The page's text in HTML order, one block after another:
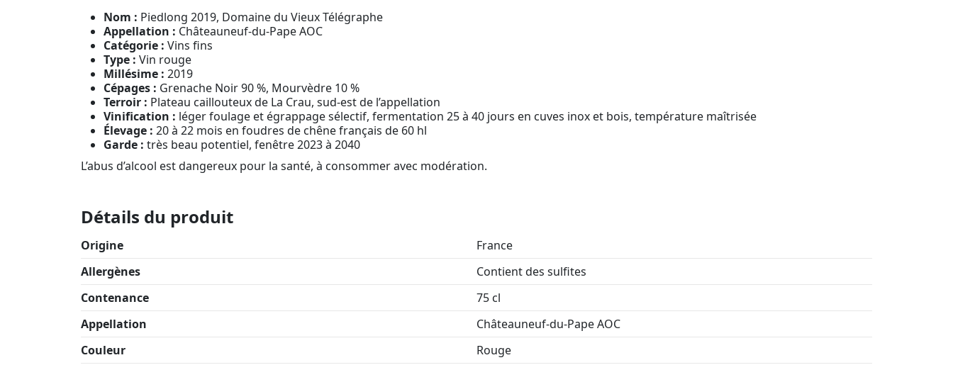
Nom : Piedlong 2019, Domaine du Vieux Télégraphe
Appellation : Châteauneuf-du-Pape AOC
Catégorie : Vins fins
Type : Vin rouge
Millésime : 2019
Cépages : Grenache Noir 90 %, Mourvèdre 10 %
Terroir : Plateau caillouteux de La Crau, sud-est de l’appellation
Vinification : léger foulage et égrappage sélectif, fermentation 25 à 40 jours en cuves inox et bois, température maîtrisée
Élevage : 20 à 22 mois en foudres de chêne français de 60 hl
Garde : très beau potentiel, fenêtre 2023 à 2040
L’abus d’alcool est dangereux pour la santé, à consommer avec modération.
Détails du produit
Origine
France
Allergènes
Contient des sulfites
Contenance
75 cl
Appellation
Châteauneuf-du-Pape AOC
Couleur
Rouge